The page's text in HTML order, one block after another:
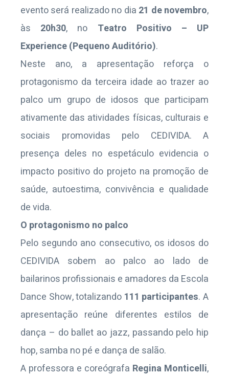
evento será realizado no dia 21 de novembro,
às 20h30, no Teatro Positivo – UP
Experience (Pequeno Auditório).
Neste ano, a apresentação reforça o
protagonismo da terceira idade ao trazer ao
palco um grupo de idosos que participam
ativamente das atividades físicas, culturais e
sociais promovidas pelo CEDIVIDA. A
presença deles no espetáculo evidencia o
impacto positivo do projeto na promoção de
saúde, autoestima, convivência e qualidade
de vida.
O protagonismo no palco
Pelo segundo ano consecutivo, os idosos do
CEDIVIDA sobem ao palco ao lado de
bailarinos profissionais e amadores da Escola
Dance Show, totalizando 111 participantes. A
apresentação reúne diferentes estilos de
dança – do ballet ao jazz, passando pelo hip
hop, samba no pé e dança de salão.
A professora e coreógrafa Regina Monticelli,